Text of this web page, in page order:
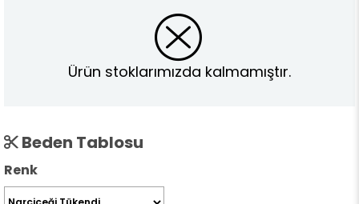
Ürün stoklarımızda kalmamıştır.
Beden Tablosu
Renk